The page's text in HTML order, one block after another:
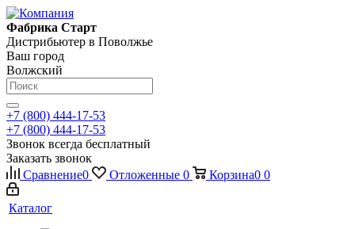
Фабрика Старт
Дистрибьютер в Поволжье
Ваш город
Волжский
+7 (800) 444-17-53
+7 (800) 444-17-53
Звонок всегда бесплатный
Заказать звонок
Сравнение0 Отложенные 0 Корзина0 0
Каталог